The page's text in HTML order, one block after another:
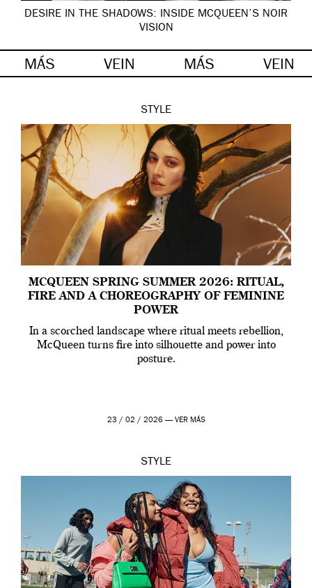
DESIRE IN THE SHADOWS: INSIDE MCQUEEN’S NOIR
VISION
MÁS VEIN MÁS VEIN
STYLE
MCQUEEN SPRING SUMMER 2026: RITUAL,
FIRE AND A CHOREOGRAPHY OF FEMININE
POWER
In a scorched landscape where ritual meets rebellion,
McQueen turns fire into silhouette and power into
posture.
23 / 02 / 2026 — VER MÁS
STYLE